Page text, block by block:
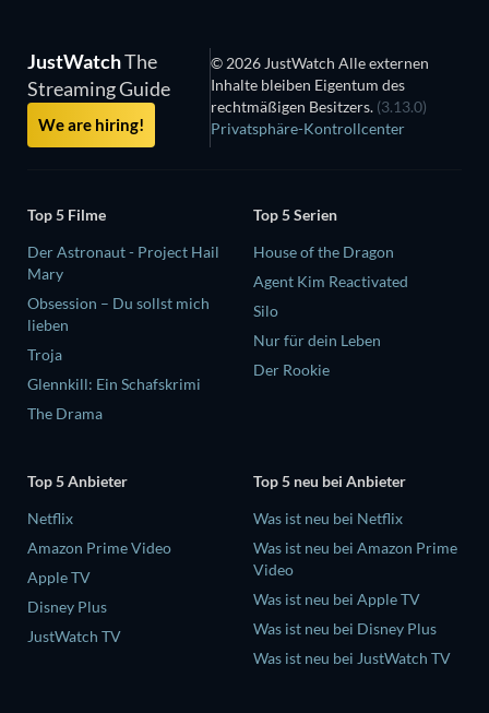
JustWatchThe
Streaming Guide
We are hiring!
© 2026 JustWatch Alle externen
Inhalte bleiben Eigentum des
rechtmäßigen Besitzers. (3.13.0)
Privatsphäre-Kontrollcenter
Top 5 Filme
Der Astronaut - Project Hail
Mary
Obsession – Du sollst mich
lieben
Troja
Glennkill: Ein Schafskrimi
The Drama
Top 5 Serien
House of the Dragon
Agent Kim Reactivated
Silo
Nur für dein Leben
Der Rookie
Top 5 Anbieter
Netflix
Amazon Prime Video
Apple TV
Disney Plus
JustWatch TV
Top 5 neu bei Anbieter
Was ist neu bei Netflix
Was ist neu bei Amazon Prime
Video
Was ist neu bei Apple TV
Was ist neu bei Disney Plus
Was ist neu bei JustWatch TV